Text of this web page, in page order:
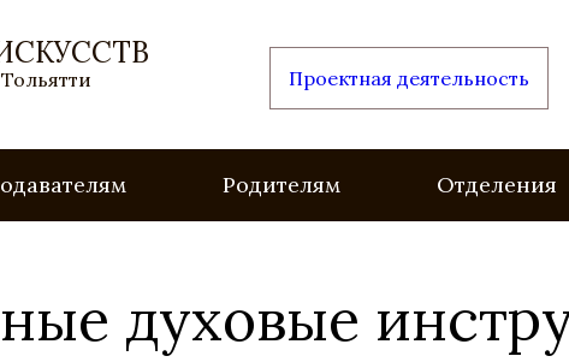
Проектная деятельность
Родителям Отделения
духовые